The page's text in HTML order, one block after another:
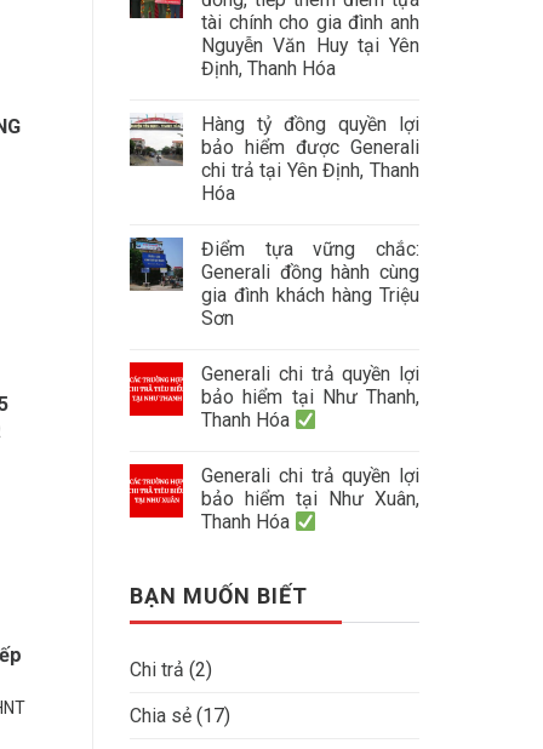
tài chính cho gia đình anh
Nguyễn Văn Huy tại Yên
Định, Thanh Hóa
Hàng tỷ đồng quyền lợi
bảo hiểm được Generali
chi trả tại Yên Định, Thanh
Hóa
Điểm tựa vững chắc:
Generali đồng hành cùng
gia đình khách hàng Triệu
Sơn
Generali chi trả quyền lợi
bảo hiểm tại Như Thanh,
Thanh Hóa
Generali chi trả quyền lợi
bảo hiểm tại Như Xuân,
Thanh Hóa
BẠN MUỐN BIẾT
Chi trả (2)
Chia sẻ (17)